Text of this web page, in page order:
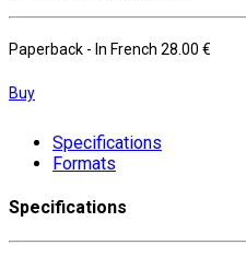
Paperback - In French 28.00 €
Buy
Specifications
Formats
Specifications